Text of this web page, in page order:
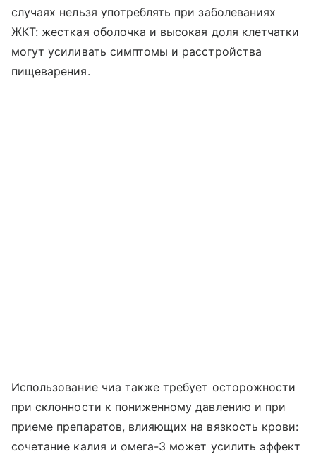
случаях нельзя употреблять при заболеваниях
ЖКТ: жесткая оболочка и высокая доля клетчатки
могут усиливать симптомы и расстройства
пищеварения.
Использование чиа также требует осторожности
при склонности к пониженному давлению и при
приеме препаратов, влияющих на вязкость крови:
сочетание калия и омега-3 может усилить эффект